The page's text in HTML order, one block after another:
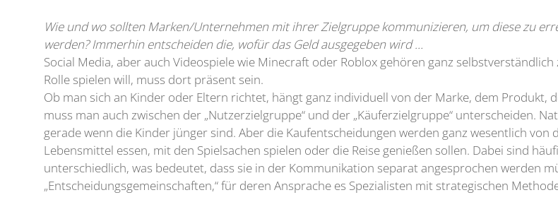
Wie und wo sollten Marken/Unternehmen mit ihrer Zielgruppe kommunizieren, um diese zu
werden? Immerhin entscheiden die, wofür das Geld ausgegeben wird …
Social Media, aber auch Videospiele wie Minecraft oder Roblox gehören ganz
Rolle spielen will, muss dort präsent sein.
Ob man sich an Kinder oder Eltern richtet, hängt ganz individuell von der Marke, dem Produkt,
muss man auch zwischen der „Nutzerzielgruppe“ und der „Käuferzielgruppe“ unterscheiden.
gerade wenn die Kinder jünger sind. Aber die Kaufentscheidungen werden ganz wesentlich
Lebensmittel essen, mit den Spielsachen spielen oder die Reise genießen sollen. Dabei sind
unterschiedlich, was bedeutet, dass sie in der Kommunikation separat angesprochen werden
„Entscheidungsgemeinschaften,“ für deren Ansprache es Spezialisten mit strategischen